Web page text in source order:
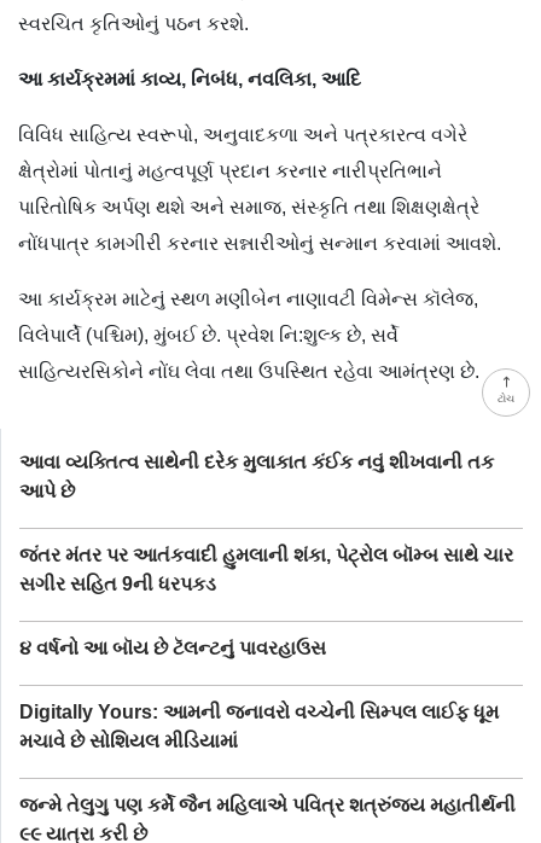
ટોચ
સ્વરચિત કૃતિઓનું પઠન કરશે.
આ કાર્યક્રમમાં કાવ્ય, નિબંધ, નવલિકા, આદિ
વિવિધ સાહિત્ય સ્વરૂપો, અનુવાદકળા અને પત્રકારત્વ વગેરે
ક્ષેત્રોમાં પોતાનું મહત્વપૂર્ણ પ્રદાન કરનાર નારીપ્રતિભાને
પારિતોષિક અર્પણ થશે અને સમાજ, સંસ્કૃતિ તથા શિક્ષણક્ષેત્રે
નોંધપાત્ર કામગીરી કરનાર સન્નારીઓનું સન્માન કરવામાં આવશે.
આ કાર્યક્રમ માટેનું સ્થળ મણીબેન નાણાવટી વિમેન્સ કૉલેજ,
વિલેપાર્લે (પશ્ચિમ), મુંબઈ છે. પ્રવેશ નિ:શુલ્ક છે, સર્વે
સાહિત્યરસિકોને નોંઘ લેવા તથા ઉપસ્થિત રહેવા આમંત્રણ છે.
આવા વ્યક્તિત્વ સાથેની દરેક મુલાકાત કંઈક નવું શીખવાની તક
આપે છે
જંતર મંતર પર આતંકવાદી હુમલાની શંકા, પેટ્રોલ બૉમ્બ સાથે ચાર
સગીર સહિત 9ની ધરપકડ
૪ વર્ષનો આ બૉય છે ટૅલન્ટનું પાવરહાઉસ
Digitally Yours: આમની જનાવરો વચ્ચેની સિમ્પલ લાઈફ ધૂમ
મચાવે છે સોશિયલ મીડિયામાં
જન્મે તેલુગુ પણ કર્મે જૈન મહિલાએ પવિત્ર શત્રુંજય મહાતીર્થની
૯૯ યાત્રા કરી છે